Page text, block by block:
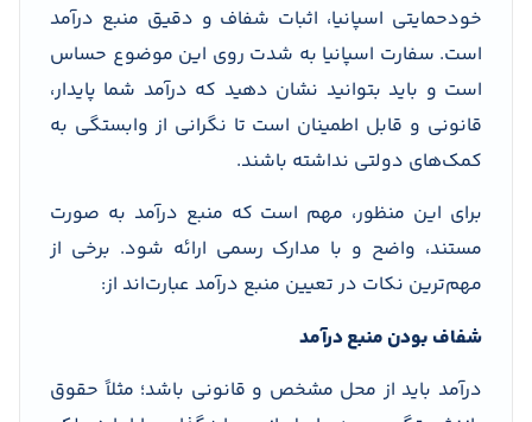
خودحمایتی اسپانیا، اثبات شفاف و دقیق منبع درآمد
است. سفارت اسپانیا به شدت روی این موضوع حساس
است و باید بتوانید نشان دهید که درآمد شما پایدار،
قانونی و قابل اطمینان است تا نگرانی از وابستگی به
کمک‌های دولتی نداشته باشند.
برای این منظور، مهم است که منبع درآمد به صورت
مستند، واضح و با مدارک رسمی ارائه شود. برخی از
مهم‌ترین نکات در تعیین منبع درآمد عبارت‌اند از:
شفاف بودن منبع درآمد
درآمد باید از محل مشخص و قانونی باشد؛ مثلاً حقوق